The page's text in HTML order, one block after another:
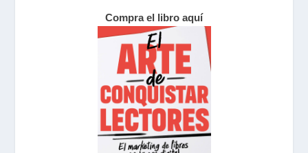
Compra el libro aquí